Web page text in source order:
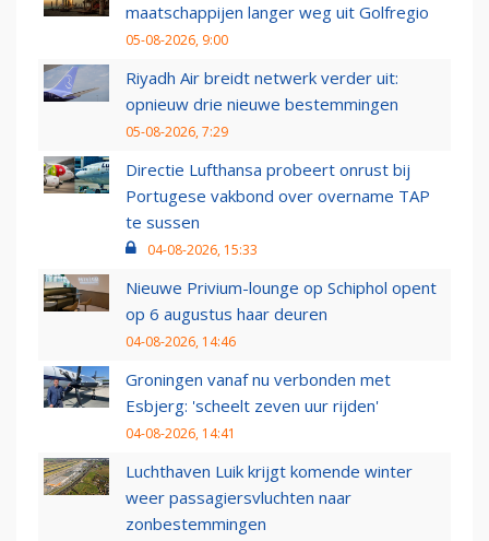
maatschappijen langer weg uit Golfregio
05-08-2026, 9:00
Riyadh Air breidt netwerk verder uit:
opnieuw drie nieuwe bestemmingen
05-08-2026, 7:29
Directie Lufthansa probeert onrust bij
Portugese vakbond over overname TAP
te sussen
04-08-2026, 15:33
Nieuwe Privium-lounge op Schiphol opent
op 6 augustus haar deuren
04-08-2026, 14:46
Groningen vanaf nu verbonden met
Esbjerg: 'scheelt zeven uur rijden'
04-08-2026, 14:41
Luchthaven Luik krijgt komende winter
weer passagiersvluchten naar
zonbestemmingen